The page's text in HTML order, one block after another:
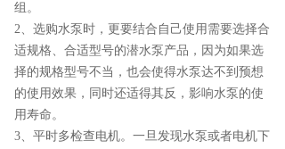
组。
2、选购水泵时，更要结合自己使用需要选择合
适规格、合适型号的潜水泵产品，因为如果选
择的规格型号不当，也会使得水泵达不到预想
的使用效果，同时还适得其反，影响水泵的使
用寿命。
3、平时多检查电机。一旦发现水泵或者电机下